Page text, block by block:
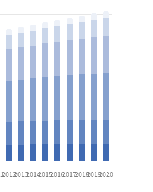
nach Zimmerzahl seit
categories.
Anzahl. Data ranges from
201220132014201520162017201820192020